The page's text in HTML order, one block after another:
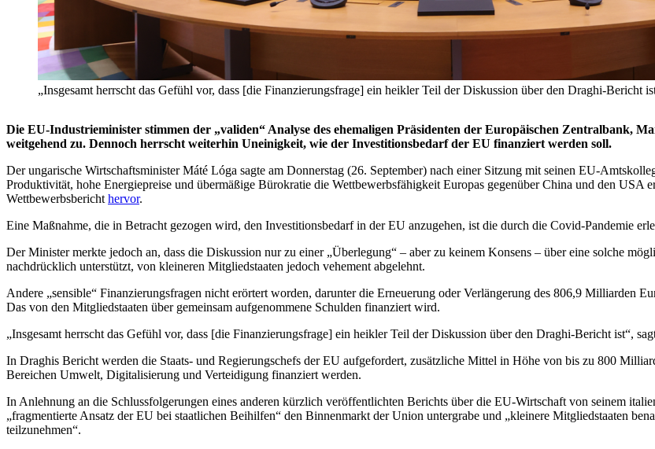
„Insgesamt herrscht das Gefühl vor, dass [die Finanzierungsfrage] ein heikler Teil der Diskussion über den Draghi-Bericht
Die EU-Industrieminister stimmen der „validen“ Analyse des ehemaligen Präsidenten der Europäischen Zentralbank,
weitgehend zu. Dennoch herrscht weiterhin Uneinigkeit, wie der Investitionsbedarf der EU finanziert werden soll.
Der ungarische Wirtschaftsminister Máté Lóga sagte am Donnerstag (26. September) nach einer Sitzung mit seinen EU-
Produktivität, hohe Energiepreise und übermäßige Bürokratie die Wettbewerbsfähigkeit Europas gegenüber China und den USA
Wettbewerbsbericht hervor.
Eine Maßnahme, die in Betracht gezogen wird, den Investitionsbedarf in der EU anzugehen, ist die durch die Covid-Pandemie
Der Minister merkte jedoch an, dass die Diskussion nur zu einer „Überlegung“ – aber zu keinem Konsens – über eine solche
nachdrücklich unterstützt, von kleineren Mitgliedstaaten jedoch vehement abgelehnt.
Andere „sensible“ Finanzierungsfragen nicht erörtert worden, darunter die Erneuerung oder Verlängerung des 806,9 Milliarden
Das von den Mitgliedstaaten über gemeinsam aufgenommene Schulden finanziert wird.
„Insgesamt herrscht das Gefühl vor, dass [die Finanzierungsfrage] ein heikler Teil der Diskussion über den Draghi-Bericht ist“,
In Draghis Bericht werden die Staats- und Regierungschefs der EU aufgefordert, zusätzliche Mittel in Höhe von bis zu 800
Bereichen Umwelt, Digitalisierung und Verteidigung finanziert werden.
In Anlehnung an die Schlussfolgerungen eines anderen kürzlich veröffentlichten Berichts über die EU-Wirtschaft von seinem
„fragmentierte Ansatz der EU bei staatlichen Beihilfen“ den Binnenmarkt der Union untergrabe und „kleinere Mitgliedstaaten
teilzunehmen“.